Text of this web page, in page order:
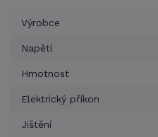
Výrobce
Napětí
Hmotnost
Elektrický příkon
Jištění